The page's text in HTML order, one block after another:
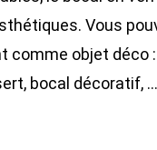
Vous
comme objet déco
bocal décoratif,